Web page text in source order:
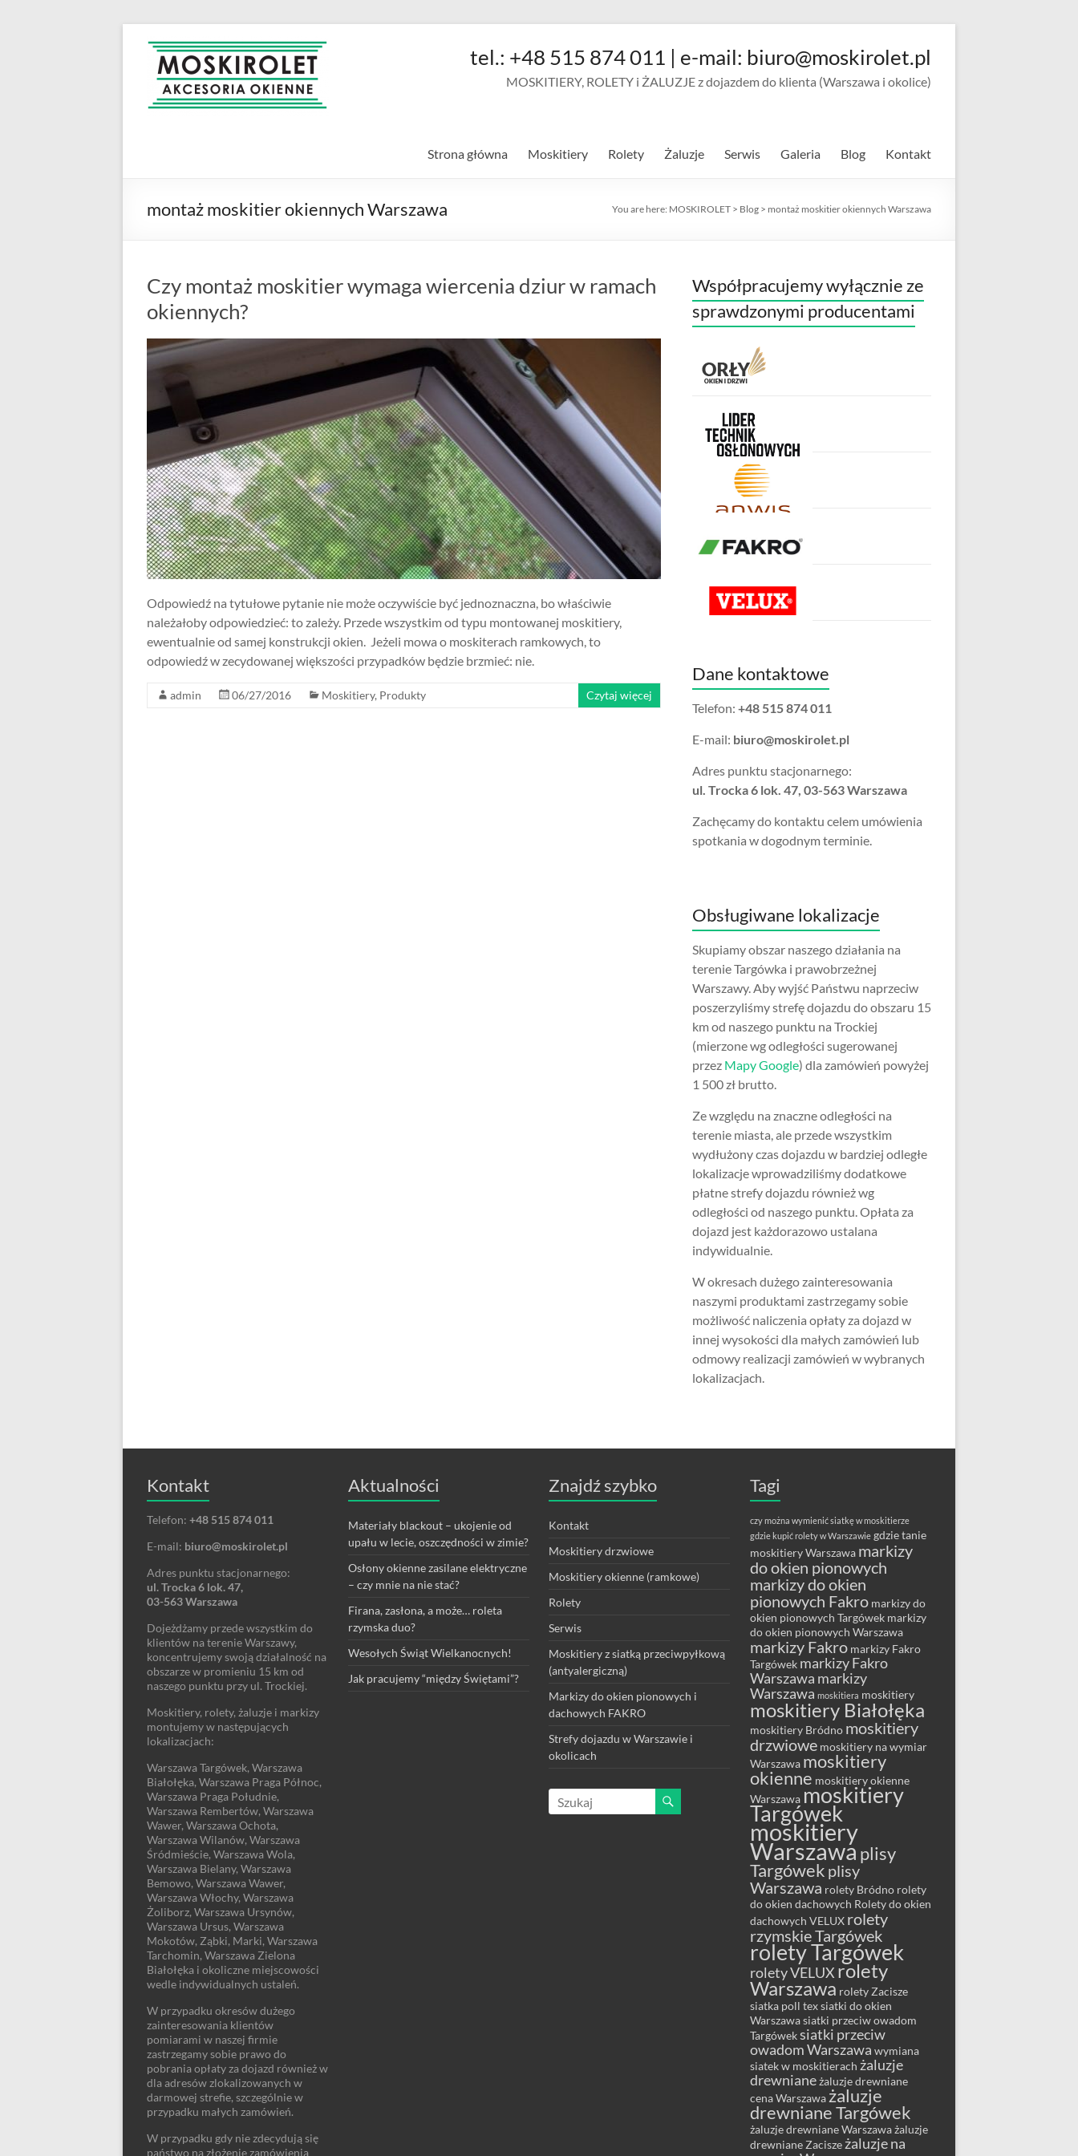
contentMOSKIROLET
siatki na
owady |
moskitiery
okienne |
drzwiowe
tel.: +48 515 874 011 | e-mail: biuro@moskirolet.pl
MOSKITIERY, ROLETY i ŻALUZJE z dojazdem do klienta (Warszawa i okolice)
Strona główna Moskitiery Rolety Żaluzje Serwis Galeria Blog Kontakt
montaż moskitier okiennych Warszawa You are here: MOSKIROLET > Blog > montaż moskitier okiennych Warszawa
Czy montaż moskitier wymaga wiercenia dziur w ramach
okiennych?
Odpowiedź na tytułowe pytanie nie może oczywiście być jednoznaczna, bo właściwie
należałoby odpowiedzieć: to zależy. Przede wszystkim od typu montowanej moskitiery,
ewentualnie od samej konstrukcji okien. Jeżeli mowa o moskiterach ramkowych, to
odpowiedź w zecydowanej większości przypadków będzie brzmieć: nie.
admin 06/27/2016 Moskitiery, Produkty Czytaj więcej
Współpracujemy wyłącznie ze
sprawdzonymi producentami
Dane kontaktowe
Telefon: +48 515 874 011
E-mail: biuro@moskirolet.pl
Adres punktu stacjonarnego:
ul. Trocka 6 lok. 47, 03-563 Warszawa
Zachęcamy do kontaktu celem umówienia
spotkania w dogodnym terminie.
Obsługiwane lokalizacje
Skupiamy obszar naszego działania na
terenie Targówka i prawobrzeżnej
Warszawy. Aby wyjść Państwu naprzeciw
poszerzyliśmy strefę dojazdu do obszaru 15
km od naszego punktu na Trockiej
(mierzone wg odległości sugerowanej
przez Mapy Google) dla zamówień powyżej
1 500 zł brutto.
Ze względu na znaczne odległości na
terenie miasta, ale przede wszystkim
wydłużony czas dojazdu w bardziej odległe
lokalizacje wprowadziliśmy dodatkowe
płatne strefy dojazdu również wg
odległości od naszego punktu. Opłata za
dojazd jest każdorazowo ustalana
indywidualnie.
W okresach dużego zainteresowania
naszymi produktami zastrzegamy sobie
możliwość naliczenia opłaty za dojazd w
innej wysokości dla małych zamówień lub
odmowy realizacji zamówień w wybranych
lokalizacjach.
Kontakt
Telefon: +48 515 874 011
E-mail: biuro@moskirolet.pl
Adres punktu stacjonarnego:
ul. Trocka 6 lok. 47,
03-563 Warszawa
Dojeżdżamy przede wszystkim do
klientów na terenie Warszawy,
koncentrujemy swoją działalność na
obszarze w promieniu 15 km od
naszego punktu przy ul. Trockiej.
Moskitiery, rolety, żaluzje i markizy
montujemy w następujących
lokalizacjach:
Warszawa Targówek, Warszawa
Białołęka, Warszawa Praga Północ,
Warszawa Praga Południe,
Warszawa Rembertów, Warszawa
Wawer, Warszawa Ochota,
Warszawa Wilanów, Warszawa
Śródmieście, Warszawa Wola,
Warszawa Bielany, Warszawa
Bemowo, Warszawa Wawer,
Warszawa Włochy, Warszawa
Żoliborz, Warszawa Ursynów,
Warszawa Ursus, Warszawa
Mokotów, Ząbki, Marki, Warszawa
Tarchomin, Warszawa Zielona
Białołęka i okoliczne miejscowości
wedle indywidualnych ustaleń.
W przypadku okresów dużego
zainteresowania klientów
pomiarami w naszej firmie
zastrzegamy sobie prawo do
pobrania opłaty za dojazd również w
dla adresów zlokalizowanych w
darmowej strefie, szczególnie w
przypadku małych zamówień.
W przypadku gdy nie zdecydują się
państwo na złożenie zamówienia
Aktualności
Materiały blackout – ukojenie od
upału w lecie, oszczędności w zimie?
Osłony okienne zasilane elektryczne
– czy mnie na nie stać?
Firana, zasłona, a może… roleta
rzymska duo?
Wesołych Świąt Wielkanocnych!
Jak pracujemy “między Świętami”?
Znajdź szybko
Kontakt
Moskitiery drzwiowe
Moskitiery okienne (ramkowe)
Rolety
Serwis
Moskitiery z siatką przeciwpyłkową
(antyalergiczną)
Markizy do okien pionowych i
dachowych FAKRO
Strefy dojazdu w Warszawie i
okolicach
Tagi
czy można wymienić siatkę w moskitierze
gdzie kupić rolety w Warszawie gdzie tanie
moskitiery Warszawa markizy
do okien pionowych
markizy do okien
pionowych Fakro markizy do
okien pionowych Targówek markizy
do okien pionowych Warszawa
markizy Fakro markizy Fakro
Targówek markizy Fakro
Warszawa markizy
Warszawa moskitiera moskitiery
moskitiery Białołęka
moskitiery Bródno moskitiery
drzwiowe moskitiery na wymiar
Warszawa moskitiery
okienne moskitiery okienne
Warszawa moskitiery
Targówek
moskitiery
Warszawa plisy
Targówek plisy
Warszawa rolety Bródno rolety
do okien dachowych Rolety do okien
dachowych VELUX rolety
rzymskie Targówek
rolety Targówek
rolety VELUX rolety
Warszawa rolety Zacisze
siatka poll tex siatki do okien
Warszawa siatki przeciw owadom
Targówek siatki przeciw
owadom Warszawa wymiana
siatek w moskitierach żaluzje
drewniane żaluzje drewniane
cena Warszawa żaluzje
drewniane Targówek
żaluzje drewniane Warszawa żaluzje
drewniane Zacisze żaluzje na